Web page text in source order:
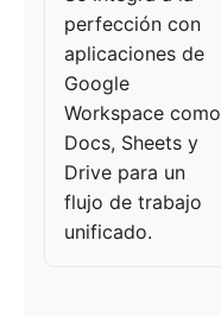
perfección con
aplicaciones de
Google
Workspace como
Docs, Sheets y
Drive para un
flujo de trabajo
unificado.